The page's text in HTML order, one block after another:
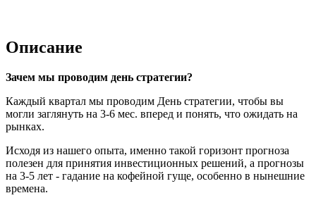
Описание
Зачем мы проводим день стратегии?
Каждый квартал мы проводим День стратегии, чтобы вы
могли заглянуть на 3-6 мес. вперед и понять, что ожидать на
рынках.
Исходя из нашего опыта, именно такой горизонт прогноза
полезен для принятия инвестиционных решений, а прогнозы
на 3-5 лет - гадание на кофейной гуще, особенно в нынешние
времена.